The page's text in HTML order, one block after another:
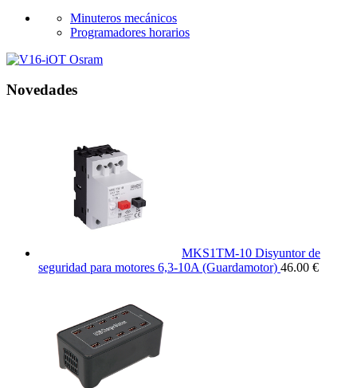
Minuteros mecánicos
Programadores horarios
Novedades
MKS1TM-10 Disyuntor de
seguridad para motores 6,3-10A (Guardamotor) 46.00 €